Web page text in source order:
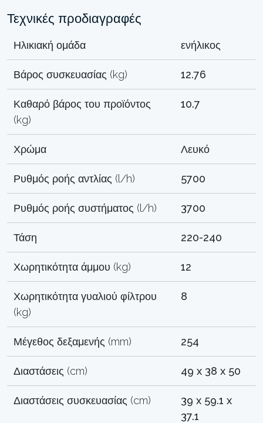
Τεχνικές προδιαγραφές
Ηλικιακή ομάδα ενήλικος
Βάρος συσκευασίας (kg) 12.76
Καθαρό βάρος του προϊόντος
(kg)
10.7
Χρώμα Λευκό
Ρυθμός ροής αντλίας (l/h) 5700
Ρυθμός ροής συστήματος (l/h) 3700
Τάση 220-240
Χωρητικότητα άμμου (kg) 12
Χωρητικότητα γυαλιού φίλτρου
(kg)
8
Μέγεθος δεξαμενής (mm) 254
Διαστάσεις (cm) 49 x 38 x 50
Διαστάσεις συσκευασίας (cm)
39 x 59.1 x
37.1